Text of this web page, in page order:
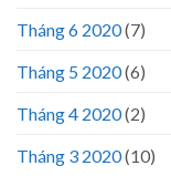
Tháng 6 2020(7)
Tháng 5 2020(6)
Tháng 4 2020(2)
Tháng 3 2020(10)